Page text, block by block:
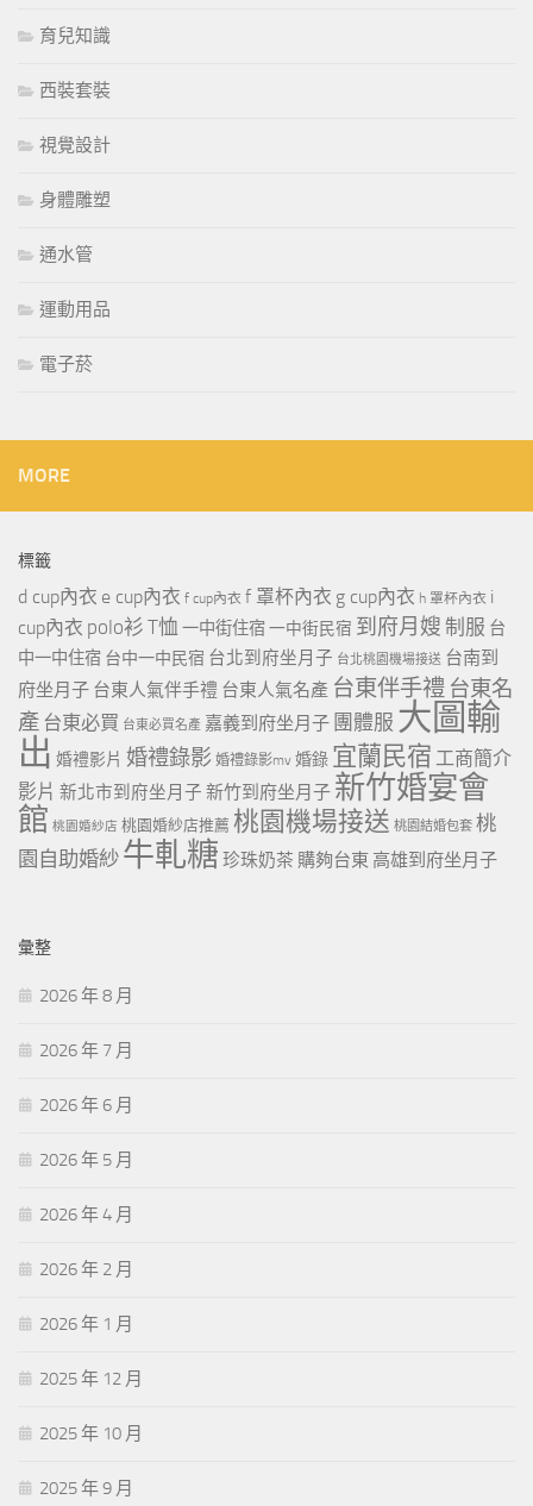
育兒知識
西裝套裝
視覺設計
身體雕塑
通水管
運動用品
電子菸
MORE
標籤
d cup內衣 e cup內衣 f cup內衣 f 罩杯內衣 g cup內衣 h 罩杯內衣 i
cup內衣 polo衫 T恤 一中街住宿一中街民宿 到府月嫂 制服 台
中一中住宿 台中一中民宿 台北到府坐月子 台北桃園機場接送 台南到
府坐月子 台東人氣伴手禮 台東人氣名產 台東伴手禮 台東名
產 台東必買 台東必買名產 嘉義到府坐月子 團體服 大圖輸
出 婚禮影片 婚禮錄影 婚禮錄影mv 婚錄 宜蘭民宿 工商簡介
影片 新北市到府坐月子 新竹到府坐月子 新竹婚宴會
館 桃園婚紗店 桃園婚紗店推薦 桃園機場接送 桃園結婚包套 桃
園自助婚紗 牛軋糖 珍珠奶茶 購夠台東 高雄到府坐月子
彙整
2026 年 8 月
2026 年 7 月
2026 年 6 月
2026 年 5 月
2026 年 4 月
2026 年 2 月
2026 年 1 月
2025 年 12 月
2025 年 10 月
2025 年 9 月